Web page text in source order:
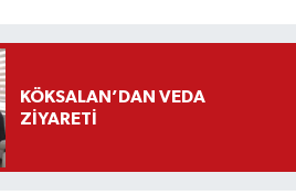
KÖKSALAN’DAN VEDA
ZİYARETİ